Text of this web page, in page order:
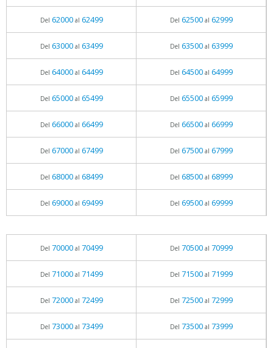
Del 62000al 62499 Del 62500al 62999
Del 63000al 63499 Del 63500al 63999
Del 64000al 64499 Del 64500al 64999
Del 65000al 65499 Del 65500al 65999
Del 66000al 66499 Del 66500al 66999
Del 67000al 67499 Del 67500al 67999
Del 68000al 68499 Del 68500al 68999
Del 69000al 69499 Del 69500al 69999
Del 70000al 70499 Del 70500al 70999
Del 71000al 71499 Del 71500al 71999
Del 72000al 72499 Del 72500al 72999
Del 73000al 73499 Del 73500al 73999